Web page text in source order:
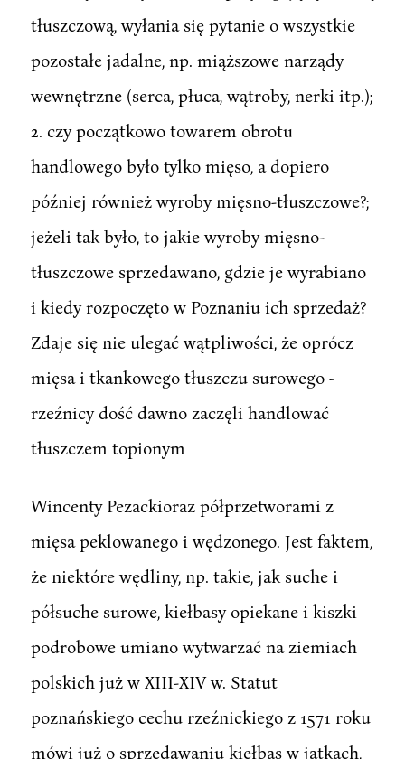
tłuszczową, wyłania się pytanie o wszystkie
pozostałe jadalne, np. miąższowe narządy
wewnętrzne (serca, płuca, wątroby, nerki itp.);
2. czy początkowo towarem obrotu
handlowego było tylko mięso, a dopiero
później również wyroby mięsno-tłuszczowe?;
jeżeli tak było, to jakie wyroby mięsno-
tłuszczowe sprzedawano, gdzie je wyrabiano
i kiedy rozpoczęto w Poznaniu ich sprzedaż?
Zdaje się nie ulegać wątpliwości, że oprócz
mięsa i tkankowego tłuszczu surowego -
rzeźnicy dość dawno zaczęli handlować
tłuszczem topionym
Wincenty Pezackioraz półprzetworami z
mięsa peklowanego i wędzonego. Jest faktem,
że niektóre wędliny, np. takie, jak suche i
półsuche surowe, kiełbasy opiekane i kiszki
podrobowe umiano wytwarzać na ziemiach
polskich już w XIII-XIV w. Statut
poznańskiego cechu rzeźnickiego z 1571 roku
mówi już o sprzedawaniu kiełbas w jatkach,